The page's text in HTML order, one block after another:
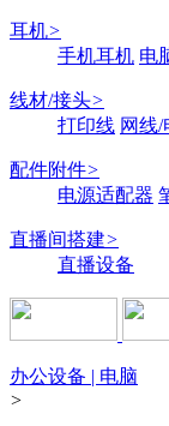
耳机>
手机耳机 电
线材/接头>
打印线 网线/
配件附件>
电源适配器
直播间搭建>
直播设备
办公设备 | 电脑
>